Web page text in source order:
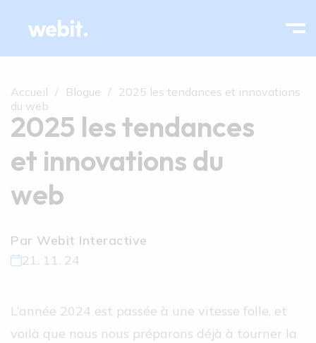
Accueil Blogue
2025 les tendances et innovations
du web
2025 les tendances
et innovations du
web
Par Webit Interactive
21. 11. 24
L’année 2024 est passée à une vitesse folle, et
voilà que nous nous préparons déjà à tourner la